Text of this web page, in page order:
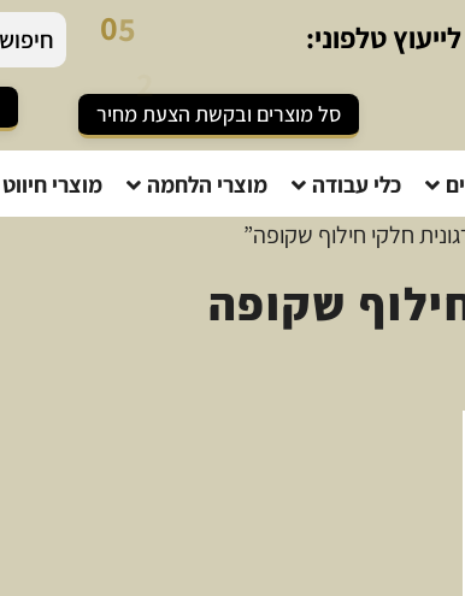
לייעוץטלפוני: 05
8
סל מוצרים ובקשת הצעת מחיר
כלי עבודה מוצרי הלחמה מוצרי חיווט
חלקי חילוף שקופה”
שקופה